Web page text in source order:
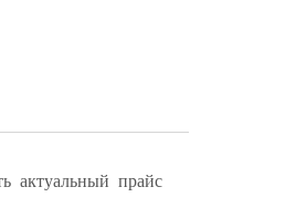
актуальный прайс